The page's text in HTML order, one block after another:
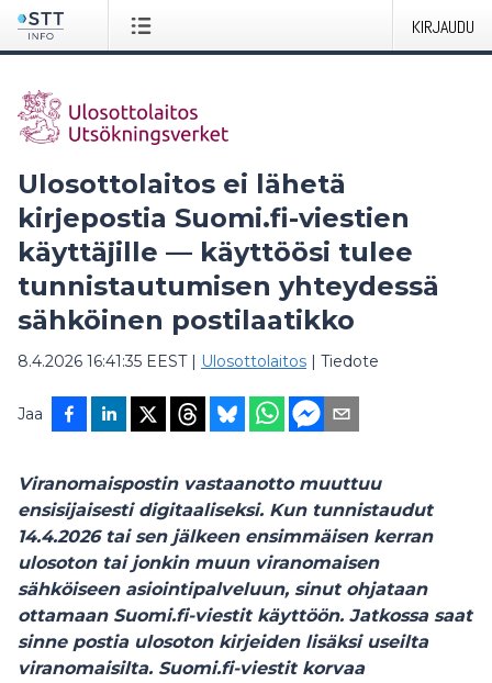
KIRJAUDU
Ulosottolaitos ei lähetä
kirjepostia Suomi.fi-viestien
käyttäjille — käyttöösi tulee
tunnistautumisen yhteydessä
sähköinen postilaatikko
8.4.2026 16:41:35 EEST| Ulosottolaitos | Tiedote
Jaa
Viranomaispostin vastaanotto muuttuu
ensisijaisesti digitaaliseksi. Kun tunnistaudut
14.4.2026 tai sen jälkeen ensimmäisen kerran
ulosoton tai jonkin muun viranomaisen
sähköiseen asiointipalveluun, sinut ohjataan
ottamaan Suomi.fi-viestit käyttöön. Jatkossa saat
sinne postia ulosoton kirjeiden lisäksi useilta
viranomaisilta. Suomi.fi-viestit korvaa